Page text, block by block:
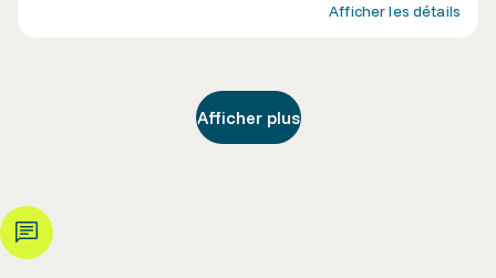
Afficher les détails
Afficher plus